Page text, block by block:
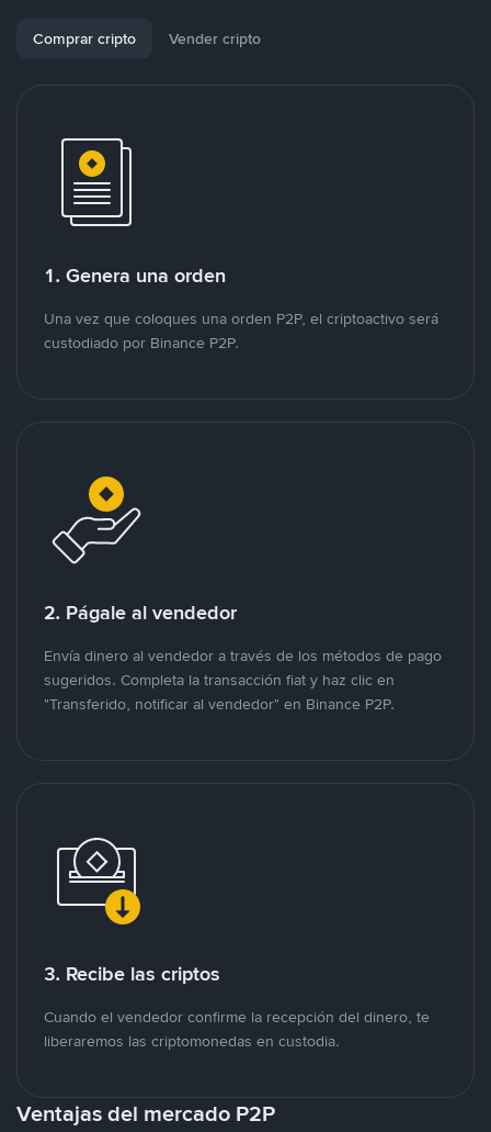
Comprar cripto Vender cripto
1. Genera una orden
Una vez que coloques una orden P2P, el criptoactivo será
custodiado por Binance P2P.
2. Págale al vendedor
Envía dinero al vendedor a través de los métodos de pago
sugeridos. Completa la transacción fiat y haz clic en
"Transferido, notificar al vendedor" en Binance P2P.
3. Recibe las criptos
Cuando el vendedor confirme la recepción del dinero, te
liberaremos las criptomonedas en custodia.
Ventajas del mercado P2P